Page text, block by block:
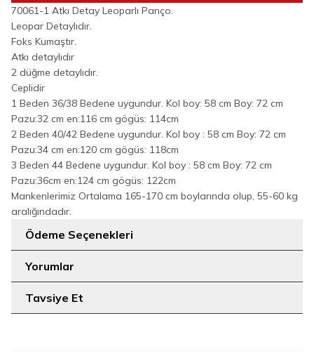
70061-1 Atkı Detay Leoparlı Panço.
Leopar Detaylıdır.
Foks Kumaştır.
Atkı detaylıdır
2 düğme detaylıdır.
Ceplidir
1 Beden 36/38 Bedene uygundur. Kol boy: 58 cm Boy: 72 cm
Pazu:32 cm en:116 cm gögüs: 114cm
2 Beden 40/42 Bedene uygundur. Kol boy : 58 cm Boy: 72 cm
Pazu:34 cm en:120 cm gögüs: 118cm
3 Beden 44 Bedene uygundur. Kol boy : 58 cm Boy: 72 cm
Pazu:36cm en:124 cm gögüs: 122cm
Mankenlerimiz Ortalama 165-170 cm boylarında olup, 55-60 kg
aralığındadır.
Ödeme Seçenekleri
Yorumlar
Tavsiye Et